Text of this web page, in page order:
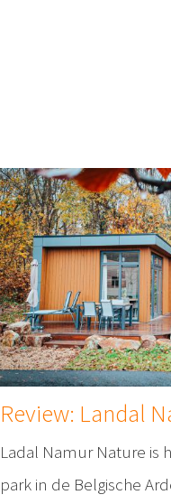
Review: Landal
Ladal Namur Nature is
park in de Belgische